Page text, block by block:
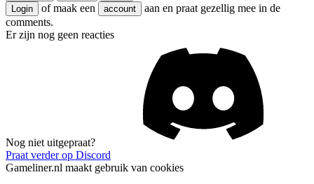
Login
of maak een account
aan en praat gezellig mee in de
comments.
Er zijn nog geen reacties
Nog niet uitgepraat?
Praat verder op Discord
Gameliner.nl maakt gebruik van cookies